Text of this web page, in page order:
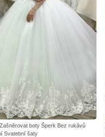
boty Šperk Bez rukávů
Svatební šaty